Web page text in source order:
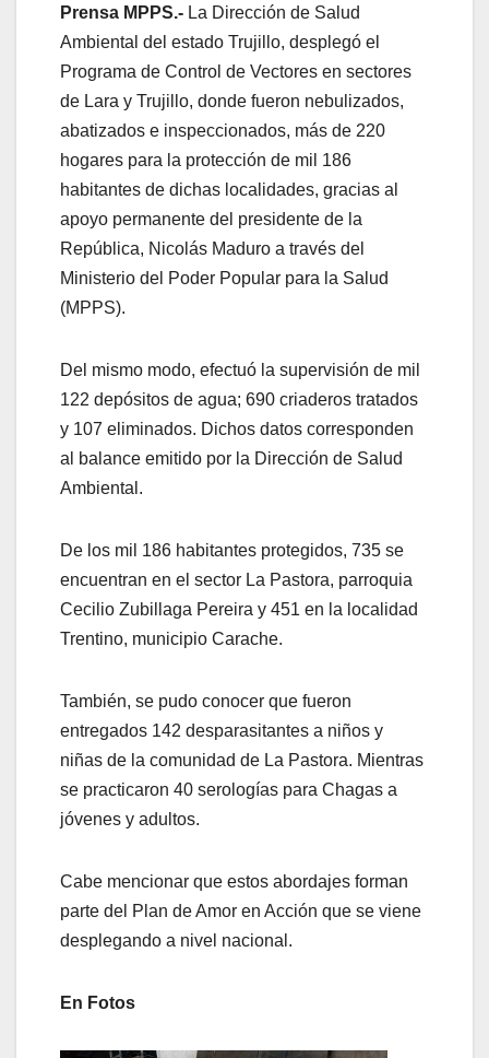
Prensa MPPS.- La Dirección de Salud
Ambiental del estado Trujillo, desplegó el
Programa de Control de Vectores en sectores
de Lara y Trujillo, donde fueron nebulizados,
abatizados e inspeccionados, más de 220
hogares para la protección de mil 186
habitantes de dichas localidades, gracias al
apoyo permanente del presidente de la
República, Nicolás Maduro a través del
Ministerio del Poder Popular para la Salud
(MPPS).
Del mismo modo, efectuó la supervisión de mil
122 depósitos de agua; 690 criaderos tratados
y 107 eliminados. Dichos datos corresponden
al balance emitido por la Dirección de Salud
Ambiental.
De los mil 186 habitantes protegidos, 735 se
encuentran en el sector La Pastora, parroquia
Cecilio Zubillaga Pereira y 451 en la localidad
Trentino, municipio Carache.
También, se pudo conocer que fueron
entregados 142 desparasitantes a niños y
niñas de la comunidad de La Pastora. Mientras
se practicaron 40 serologías para Chagas a
jóvenes y adultos.
Cabe mencionar que estos abordajes forman
parte del Plan de Amor en Acción que se viene
desplegando a nivel nacional.
En Fotos